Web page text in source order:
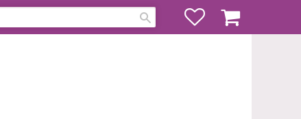
FavoriterKundvagn